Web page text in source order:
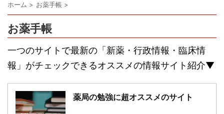
ホーム > お薬手帳 >
お薬手帳
一つのサイトで最新の「新薬・行政情報・臨床情
報」がチェックできるオススメの情報サイト紹介▼
薬局の勉強に超オススメのサイト